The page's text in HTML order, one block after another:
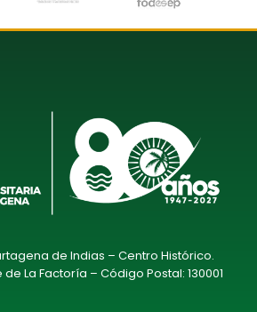
de Indias – Centro Histórico.
La Factoría – Código Postal: 130001